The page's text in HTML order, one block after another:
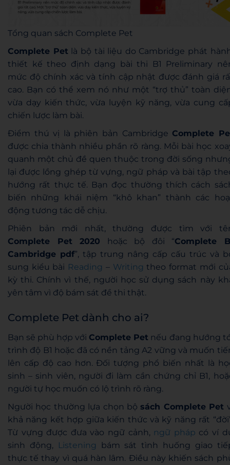
Tổng quan sách Complete Pet
Complete Pet là bộ tài liệu do Cambridge phát
thiết kế theo định dạng bài thi B1 Preliminary
mức độ chính xác và tính cập nhật được đánh giá
cao. Bạn có thể xem nó như một “trợ thủ” toàn
vừa dạy kiến thức, vừa luyện kỹ năng, vừa cung
chiến lược làm bài.
Điểm thú vị là phiên bản Cambridge Complete
được chia thành nhiều phần rõ ràng. Mỗi bài học
quanh một chủ đề quen thuộc trong đời sống
lại được lồng ghép từ vựng, ngữ pháp và bài tập
hướng rất thực tế. Bạn đọc thường thích cách
biến những khái niệm “khô khan” thành các
động tương tác dễ chịu.
Phiên bản mới nhất, thường được tìm với
Complete Pet 2020 hoặc bộ đôi “Complete
Cambridge pdf”, tập trung nâng cấp cấu trúc và
sung kiểu bài Reading – Writing theo format mới
kỳ thi. Chính vì thế, người học sử dụng sách này
yên tâm vì độ bám sát đề thi thật.
Complete Pet dành cho ai?
Bạn sẽ phù hợp với Complete Pet nếu đang hướng
trình độ B1 hoặc đã có nền tảng A2 vững và muốn
lên cấp độ cao hơn. Đối tượng phổ biến nhất là
sinh – sinh viên, người đi làm cần chứng chỉ B1,
người tự học muốn có lộ trình rõ ràng.
Người học thường lựa chọn bộ sách Complete Pet
khả năng kết hợp giữa kiến thức và kỹ năng rất
Từ vựng được đưa vào ngữ cảnh, ngữ pháp có ví
sinh động,
Listening bám sát tình huống giao
thực tế thay vì quá hàn lâm. Điều này khiến sách